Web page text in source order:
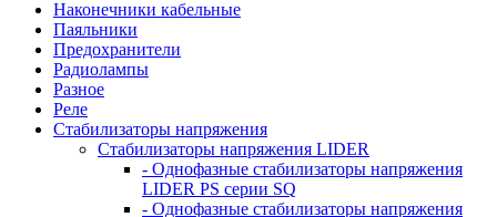
Наконечники кабельные
Паяльники
Предохранители
Радиолампы
Разное
Реле
Стабилизаторы напряжения
Стабилизаторы напряжения LIDER
- Однофазные стабилизаторы напряжения
LIDER PS серии SQ
- Однофазные стабилизаторы напряжения